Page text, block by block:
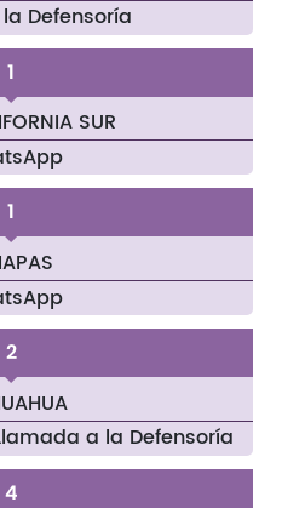
Defensoría
1
SUR
1
2
a la Defensoría
4